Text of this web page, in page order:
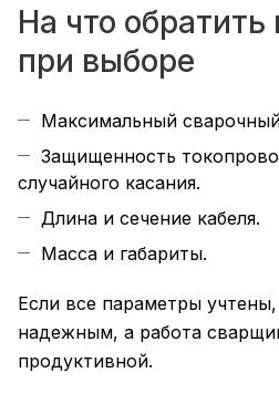
На что
при выборе
Максимальный
Защищенность
случайного касания.
Длина и сечение кабеля.
Масса и габариты.
Если все параметры
надежным, а работа
продуктивной.